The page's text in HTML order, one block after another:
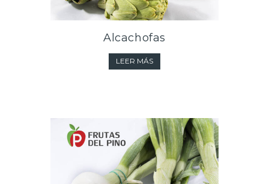
Alcachofas
LEER MÁS